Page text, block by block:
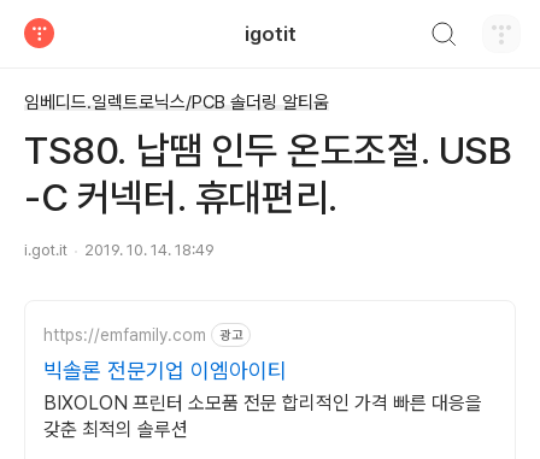
igotit
임베디드.일렉트로닉스/PCB 솔더링 알티움
TS80. 납땜 인두 온도조절. USB
-C 커넥터. 휴대편리.
i.got.it 2019. 10. 14. 18:49
https://emfamily.com 광고
빅솔론 전문기업 이엠아이티
BIXOLON 프린터 소모품 전문 합리적인 가격 빠른 대응을
갖춘 최적의 솔루션